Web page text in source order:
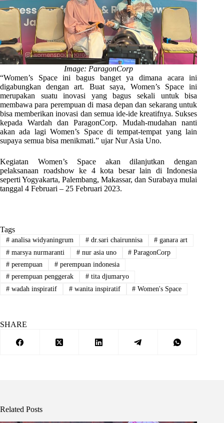
Image: ParagonCorp
“Women’s Space ini bagus banget ya dimana acara ini
digabungkan dengan art. Buat saya, Women’s Space ini
merupakan suatu inovasi yang bagus sekali untuk bisa
membawa para perempuan di masa depan dan sekarang untuk
bisa memberikan inovasi dan semua ide-ide kreatifnya. Sukses
kepada Wardah dan ParagonCorp. Mudah-mudahan nanti
akan ada lagi Women’s Space di tempat-tempat yang lain
supaya semua bisa menikmati.” ujar Nur Asia Uno.
Kegiatan Women’s Space akan dilanjutkan dengan
pelaksanaan roadshow ke 4 kota besar lain di Indonesia
seperti Yogyakarta, Palembang, Makassar, dan Surabaya mulai
tanggal 4 Februari – 25 Februari 2023.
Tags
#analisa widyaningrum #dr.sari chairunnisa # ganara art
#marsya nurmaranti #nur asia uno # ParagonCorp
#perempuan #perempuan indonesia
#perempuan penggerak #tita djumaryo
#wadah inspiratif #wanita inspiratif # Women's Space
SHARE
Related Posts